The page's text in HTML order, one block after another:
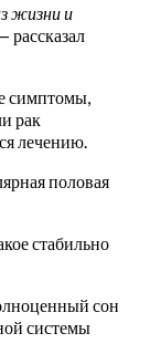
жизни и
рассказал
симптомы,
рак
лечению.
половая
стабильно
сон
системы